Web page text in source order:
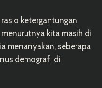
ketergantungan
kita masih di
menanyakan, seberapa
demografi di